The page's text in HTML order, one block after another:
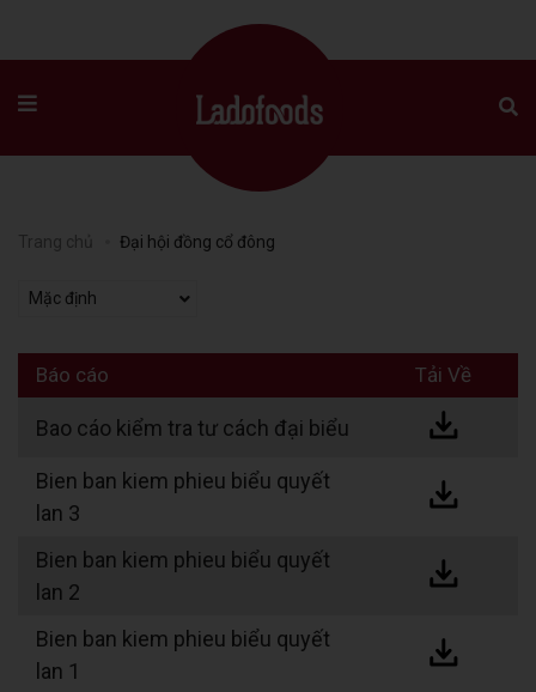
Trang chủ Đại hội đồng cổ đông
Mặc định
Báo cáo Tải Về
Bao cáo kiểm tra tư cách đại biểu
Bien ban kiem phieu biểu quyết
lan 3
Bien ban kiem phieu biểu quyết
lan 2
Bien ban kiem phieu biểu quyết
lan 1